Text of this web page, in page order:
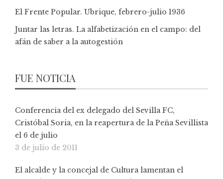
El Frente Popular. Ubrique, febrero-julio 1936
Juntar las letras. La alfabetización en el campo: del
afán de saber a la autogestión
FUE NOTICIA
Conferencia del ex delegado del Sevilla FC,
Cristóbal Soria, en la reapertura de la Peña Sevillista
el 6 de julio
3 de julio de 2011
El alcalde y la concejal de Cultura lamentan el